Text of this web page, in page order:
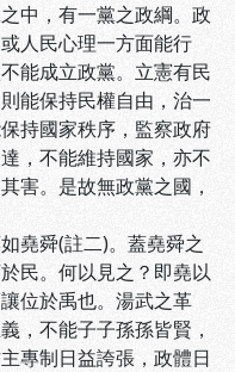
中，有一黨之政綱。政
人民心理一方面能行
能成立政黨。立憲有民
能保持民權自由，治一
持國家秩序，監察政府
，不能維持國家，亦不
害。是故無政黨之國，
堯舜(註二)。蓋堯舜之
民。何以見之？即堯以
位於禹也。湯武之革
，不能子子孫孫皆賢，
專制日益誇張，政體日